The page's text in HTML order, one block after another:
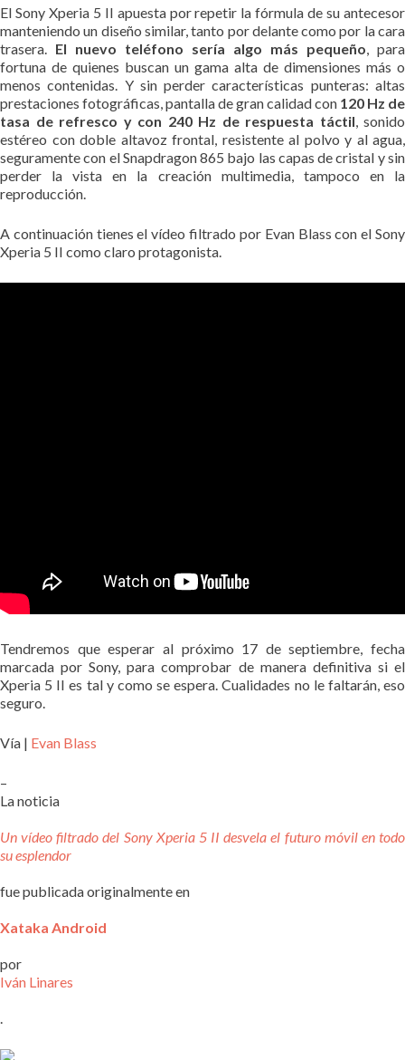
El Sony Xperia 5 II apuesta por repetir la fórmula de su antecesor
manteniendo un diseño similar, tanto por delante como por la cara
trasera. El nuevo teléfono sería algo más pequeño , para
fortuna de quienes buscan un gama alta de dimensiones más o
menos contenidas. Y sin perder características punteras: altas
prestaciones fotográficas, pantalla de gran calidad con 120 Hz de
tasa de refresco y con 240 Hz de respuesta táctil , sonido
estéreo con doble altavoz frontal, resistente al polvo y al agua,
seguramente con el Snapdragon 865 bajo las capas de cristal y sin
perder la vista en la creación multimedia, tampoco en la
reproducción.
A continuación tienes el vídeo filtrado por Evan Blass con el Sony
Xperia 5 II como claro protagonista.
Tendremos que esperar al próximo 17 de septiembre, fecha
marcada por Sony, para comprobar de manera definitiva si el
Xperia 5 II es tal y como se espera. Cualidades no le faltarán, eso
seguro.
Vía | Evan Blass
–
La noticia
Un vídeo filtrado del Sony Xperia 5 II desvela el futuro móvil en todo
su esplendor
fue publicada originalmente en
Xataka Android
por
Iván Linares